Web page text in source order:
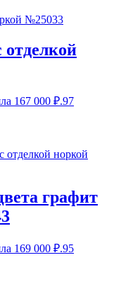
167 000 ₽.97
графит
169 000 ₽.95